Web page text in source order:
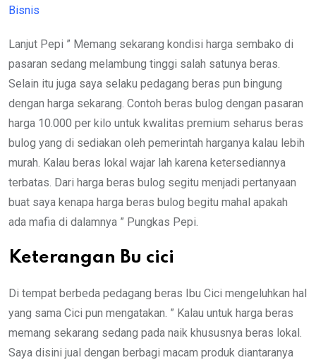
Bisnis
Lanjut Pepi ” Memang sekarang kondisi harga sembako di
pasaran sedang melambung tinggi salah satunya beras.
Selain itu juga saya selaku pedagang beras pun bingung
dengan harga sekarang. Contoh beras bulog dengan pasaran
harga 10.000 per kilo untuk kwalitas premium seharus beras
bulog yang di sediakan oleh pemerintah harganya kalau lebih
murah. Kalau beras lokal wajar lah karena ketersediannya
terbatas. Dari harga beras bulog segitu menjadi pertanyaan
buat saya kenapa harga beras bulog begitu mahal apakah
ada mafia di dalamnya ” Pungkas Pepi.
Keterangan Bu cici
Di tempat berbeda pedagang beras Ibu Cici mengeluhkan hal
yang sama Cici pun mengatakan. ” Kalau untuk harga beras
memang sekarang sedang pada naik khususnya beras lokal.
Saya disini jual dengan berbagi macam produk diantaranya